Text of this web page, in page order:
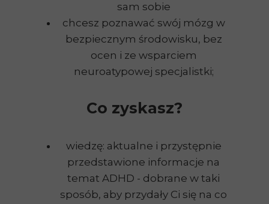
Co zyskasz?
sam sobie
chcesz poznawać swój mózg w
bezpiecznym środowisku, bez
ocen i ze wsparciem
neuroatypowej specjalistki;
wiedzę: aktualne i przystępnie
przedstawione informacje na
temat ADHD - dobrane w taki
sposób, aby przydały Ci się na co